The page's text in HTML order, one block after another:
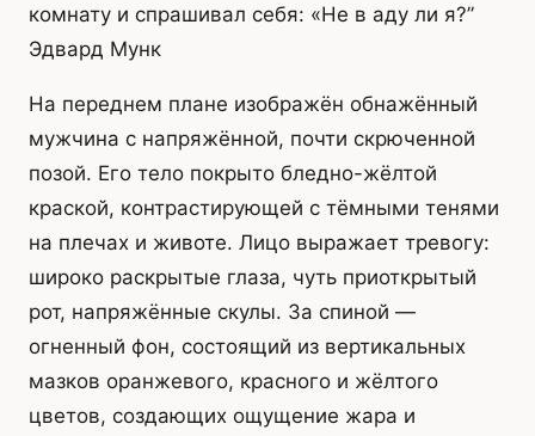
комнату и спрашивал себя: «Не в аду ли я?”
Эдвард Мунк
На переднем плане изображён обнажённый
мужчина с напряжённой, почти скрюченной
позой. Его тело покрыто бледно-жёлтой
краской, контрастирующей с тёмными тенями
на плечах и животе. Лицо выражает тревогу:
широко раскрытые глаза, чуть приоткрытый
рот, напряжённые скулы. За спиной —
огненный фон, состоящий из вертикальных
мазков оранжевого, красного и жёлтого
цветов, создающих ощущение жара и